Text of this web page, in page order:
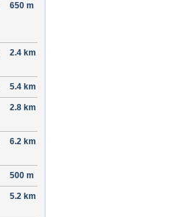
650 m
2.4 km
5.4 km
2.8 km
6.2 km
500 m
5.2 km